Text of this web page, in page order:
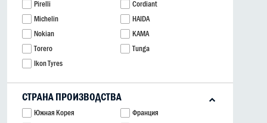
Pirelli
Cordiant
Michelin
HAIDA
Nokian
КАМА
Torero
Tunga
Ikon Tyres
СТРАНА ПРОИЗВОДСТВА
Южная Корея
Франция